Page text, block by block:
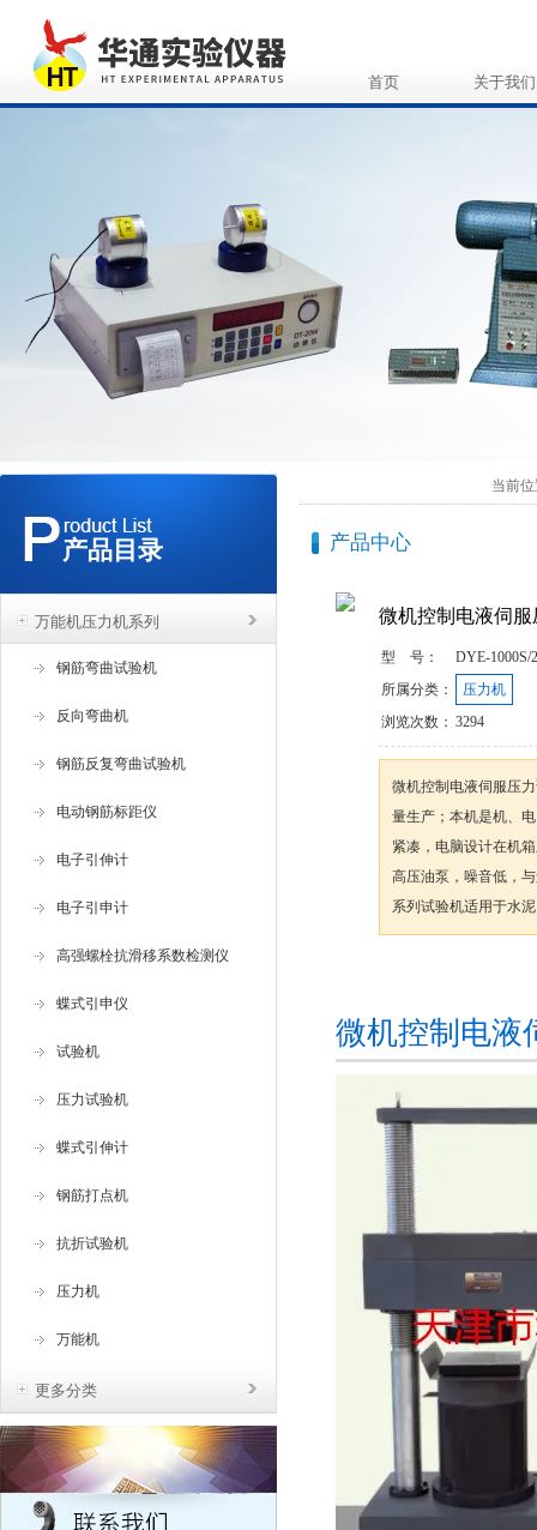
首页 关于我们
产品目录
万能机压力机系列
钢筋弯曲试验机
反向弯曲机
钢筋反复弯曲试验机
电动钢筋标距仪
电子引伸计
电子引申计
高强螺栓抗滑移系数检测仪
蝶式引申仪
试验机
压力试验机
蝶式引伸计
钢筋打点机
抗折试验机
压力机
万能机
更多分类
当前
产品中心
微机控制电液伺
型 号：
DYE-1000S/
所属分类：
压力机
浏览次数： 3294
微机控制电液伺服压
量生产；本机是机、
紧凑，电脑设计在机
高压油泵，噪音低，
系列试验机适用于水
微机控制电液